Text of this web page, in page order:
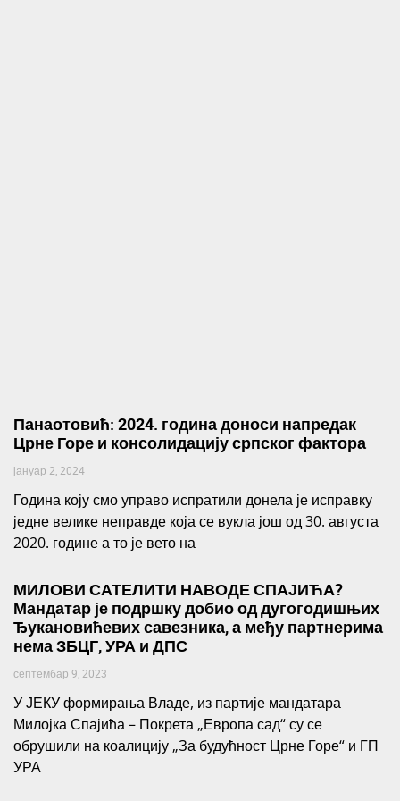
Панаотовић: 2024. година доноси напредак
Црне Горе и консолидацију српског фактора
јануар 2, 2024
Година коју смо управо испратили донела је исправку
једне велике неправде која се вукла још од 30. августа
2020. године а то је вето на
МИЛОВИ САТЕЛИТИ НАВОДЕ СПАЈИЋА?
Мандатар је подршку добио од дугогодишњих
Ђукановићевих савезника, а међу партнерима
нема ЗБЦГ, УРА и ДПС
септембар 9, 2023
У ЈЕКУ формирања Владе, из партије мандатара
Милојка Спајића – Покрета „Европа сад“ су се
обрушили на коалицију „За будућност Црне Горе“ и ГП
УРА